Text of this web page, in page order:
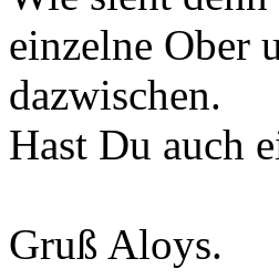
einzelne Ober
dazwischen.
Hast Du auch
Gruß Aloys.